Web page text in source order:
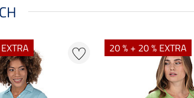
20 % + 20 % EXTRA